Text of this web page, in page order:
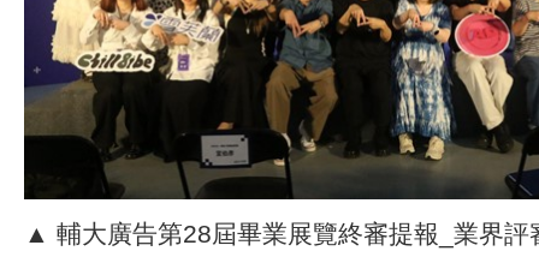
▲ 輔大廣告第28屆畢業展覽終審提報_業界評